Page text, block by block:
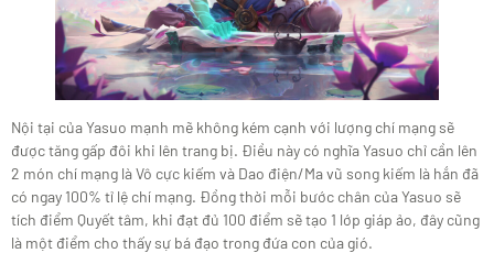
Nội tại của Yasuo mạnh mẽ không kém cạnh với lượng chí mạng sẽ
được tăng gấp đôi khi lên trang bị. Điều này có nghĩa Yasuo chỉ cần lên
2 món chí mạng là Vô cực kiếm và Dao điện/Ma vũ song kiếm là hắn đã
có ngay 100% tỉ lệ chí mạng. Đồng thời mỗi bước chân của Yasuo sẽ
tích điểm Quyết tâm, khi đạt đủ 100 điểm sẽ tạo 1 lớp giáp ảo, đây cũng
là một điểm cho thấy sự bá đạo trong đứa con của gió.